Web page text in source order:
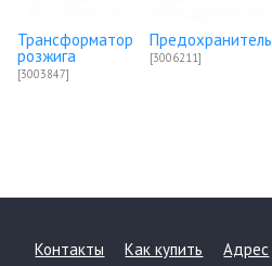
Трансформатор
розжига
[3003847]
Предохранитель
[3006211]
Контакты Как купить Адрес